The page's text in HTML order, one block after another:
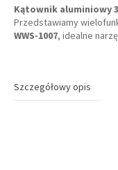
Kątownik aluminiowy
Przedstawiamy
WWS-1007, idealne
Szczegółowy opis